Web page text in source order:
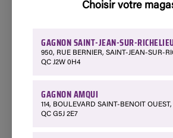
Choisir votre
GAGNON SAINT-JEAN-SUR-
950, RUE BERNIER, SAINT-JEAN-SUR-
QC J2W 0H4
GAGNON AMQUI
114, BOULEVARD SAINT-BENOIT
QC G5J 2E7
Disponible
Amqui - 114 Boulevard Saint-Benoit